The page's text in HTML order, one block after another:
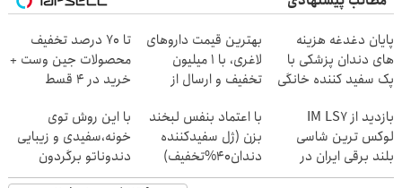
پایان دغدغه هزینه
های دندان پزشکی با
پک سفید کننده خانگی
بهترین قیمت داروهای
لاغری، با ۱ میلیون
تخفیف و ارسال از
تا 70 درصد تخفیف
محصولات جین وست +
خرید در 4 قسط
بازدید از IM LS7
لوکس ترین شاسی
بلند برقی ایران در
باشگاه انقلاب
با اعتماد بنفس لبخند
بزن (ژل سفیدکننده
دندان40%تخفیف)
با این روش توی
خونه،سفیدی و زیبایی
دندوناتو برگردون
(40%off)